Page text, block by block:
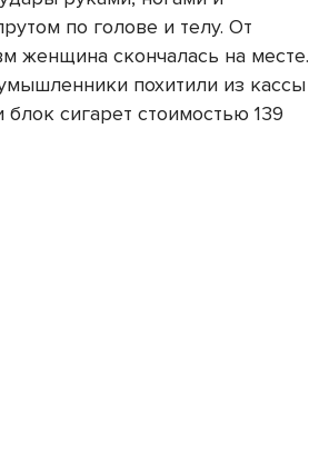
по голове и телу. От
женщина скончалась на месте.
похитили из кассы
сигарет стоимостью 139